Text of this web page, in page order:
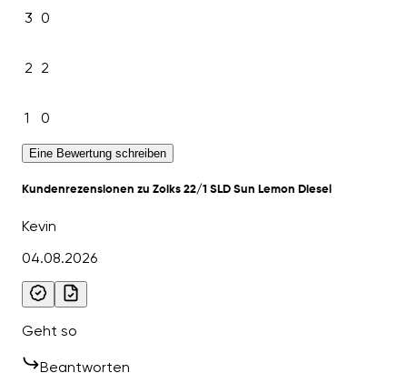
3 0
2 2
1 0
Eine Bewertung schreiben
Kundenrezensionen zu Zoiks 22/1 SLD Sun Lemon Diesel
Kevin
04.08.2026
Geht so
Beantworten